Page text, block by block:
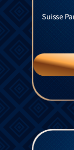
Suisse